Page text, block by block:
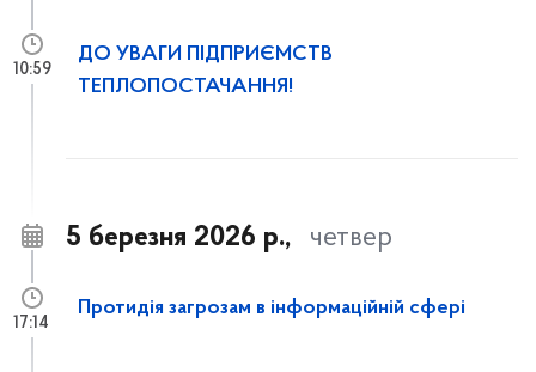
ДО УВАГИ ПІДПРИЄМСТВ
ТЕПЛОПОСТАЧАННЯ!
10:59
5 березня 2026 р., четвер
Протидія загрозам в інформаційній сфері
17:14